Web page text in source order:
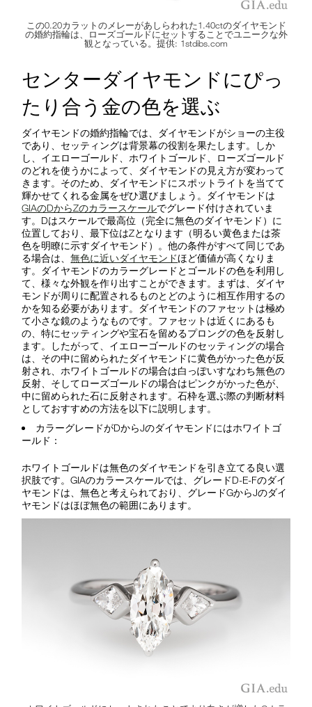
この0.20カラットのメレーがあしらわれた1.40ctのダイヤモンド
の婚約指輪は、ローズゴールドにセットすることでユニークな外
観となっている。提供: 1stdibs.com
センターダイヤモンドにぴっ
たり合う金の色を選ぶ
ダイヤモンドの婚約指輪では、ダイヤモンドがショーの主役
であり、セッティングは背景幕の役割を果たします。しか
し、イエローゴールド、ホワイトゴールド、ローズゴールド
のどれを使うかによって、ダイヤモンドの見え方が変わって
きます。そのため、ダイヤモンドにスポットライトを当てて
輝かせてくれる金属をぜひ選びましょう。ダイヤモンドは
GIAのDからZのカラースケールでグレード付けされていま
す。Dはスケールで最高位（完全に無色のダイヤモンド）に
位置しており、最下位はZとなります（明るい黄色または茶
色を明瞭に示すダイヤモンド）。他の条件がすべて同じであ
る場合は、無色に近いダイヤモンドほど価値が高くなりま
す。ダイヤモンドのカラーグレードとゴールドの色を利用し
て、様々な外観を作り出すことができます。まずは、ダイヤ
モンドが周りに配置されるものとどのように相互作用するの
かを知る必要があります。ダイヤモンドのファセットは極め
て小さな鏡のようなものです。ファセットは近くにあるも
の、特にセッティングや宝石を留めるプロングの色を反射し
ます。したがって、イエローゴールドのセッティングの場合
は、その中に留められたダイヤモンドに黄色がかった色が反
射され、ホワイトゴールドの場合は白っぽいすなわち無色の
反射、そしてローズゴールドの場合はピンクがかった色が、
中に留められた石に反射されます。石枠を選ぶ際の判断材料
としておすすめの方法を以下に説明します。
カラーグレードがDからJのダイヤモンドにはホワイトゴ
ールド：
ホワイトゴールドは無色のダイヤモンドを引き立てる良い選
択肢です。GIAのカラースケールでは、グレードD-E-Fのダイ
ヤモンドは、無色と考えられており、グレードGからJのダイ
ヤモンドはほぼ無色の範囲にあります。